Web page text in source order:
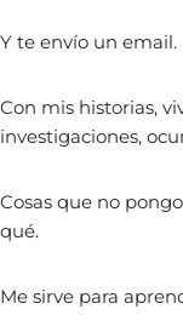
Y te envío un email.
Con mis historias,
investigaciones,
Cosas que no
qué.
Me sirve para